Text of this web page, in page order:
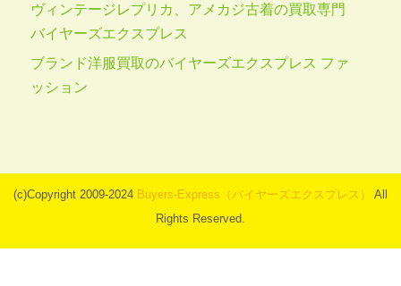
ヴィンテージレプリカ、アメカジ古着の買取専門
バイヤーズエクスプレス
ブランド洋服買取のバイヤーズエクスプレス ファ
ッション
(c)Copyright 2009-2024 Buyers-Express（バイヤーズエクスプレス）
All
Rights Reserved.